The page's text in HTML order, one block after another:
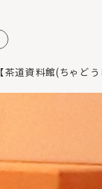
【茶道資料館(ちゃど